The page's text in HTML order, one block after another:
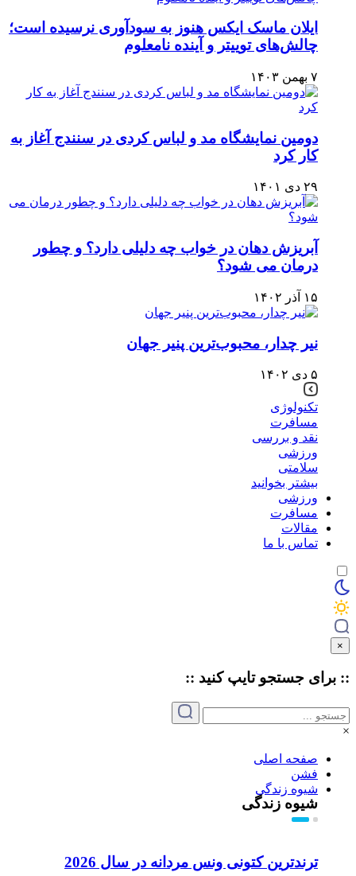
ایلان ماسک ایکس هنوز به سودآوری نرسیده است؛
چالش‌های توییتر و آینده نامعلوم
۷ بهمن ۱۴۰۳
دومین نمایشگاه مد و لباس کردی در سنندج آغاز به
کار کرد
۲۹ دی ۱۴۰۱
آبریزش دهان در خواب چه دلیلی دارد؟ و چطور
درمان می شود؟
۱۵ آذر ۱۴۰۲
نیر چدار، محبوب‌ترین پنیر جهان
۵ دی ۱۴۰۲
تکنولوژی
مسافرت
نقد و بررسی
ورزشی
سلامتی
بیشتر بخوانید
ورزشی
مسافرت
مقالات
تماس با ما
×
:: برای جستجو تایپکنید ::
×
صفحه اصلی
فشن
شیوه زندگی
شیوه زندگی
ترندترین کتونی‌ ونس مردانه در سال 2026